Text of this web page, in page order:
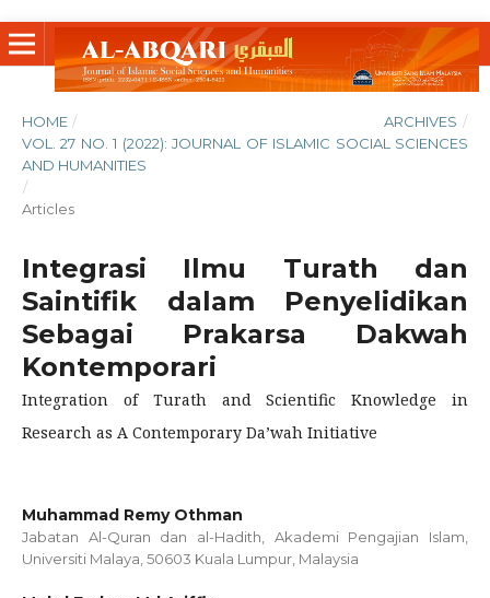
HOME / ARCHIVES /
VOL. 27 NO. 1 (2022): JOURNAL OF ISLAMIC SOCIAL SCIENCES
AND HUMANITIES
/
Articles
Integrasi Ilmu Turath dan
Saintifik dalam Penyelidikan
Sebagai Prakarsa Dakwah
Kontemporari
Integration of Turath and Scientific Knowledge in
Research as A Contemporary Da’wah Initiative
Muhammad Remy Othman
Jabatan Al-Quran dan al-Hadith, Akademi Pengajian Islam,
Universiti Malaya, 50603 Kuala Lumpur, Malaysia